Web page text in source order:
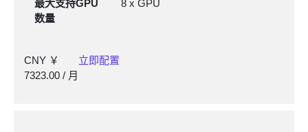
最大支持GPU
数量
8 x GPU
CNY ￥
7323.00 / 月
立即配置